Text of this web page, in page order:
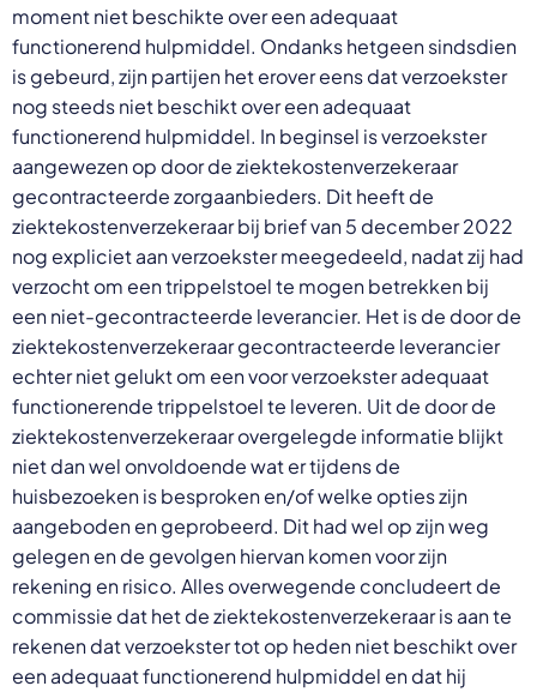
moment niet beschikte over een adequaat
functionerend hulpmiddel. Ondanks hetgeen sindsdien
is gebeurd, zijn partijen het erover eens dat verzoekster
nog steeds niet beschikt over een adequaat
functionerend hulpmiddel. In beginsel is verzoekster
aangewezen op door de ziektekostenverzekeraar
gecontracteerde zorgaanbieders. Dit heeft de
ziektekostenverzekeraar bij brief van 5 december 2022
nog expliciet aan verzoekster meegedeeld, nadat zij had
verzocht om een trippelstoel te mogen betrekken bij
een niet-gecontracteerde leverancier. Het is de door de
ziektekostenverzekeraar gecontracteerde leverancier
echter niet gelukt om een voor verzoekster adequaat
functionerende trippelstoel te leveren. Uit de door de
ziektekostenverzekeraar overgelegde informatie blijkt
niet dan wel onvoldoende wat er tijdens de
huisbezoeken is besproken en/of welke opties zijn
aangeboden en geprobeerd. Dit had wel op zijn weg
gelegen en de gevolgen hiervan komen voor zijn
rekening en risico. Alles overwegende concludeert de
commissie dat het de ziektekostenverzekeraar is aan te
rekenen dat verzoekster tot op heden niet beschikt over
een adequaat functionerend hulpmiddel en dat hij